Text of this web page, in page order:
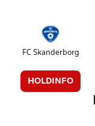
FC Skanderborg
HOLDINFO